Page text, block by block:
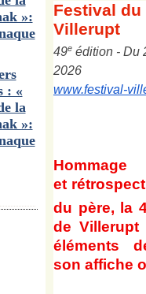
: «
la
»:
Festival du
Villerupt
49e édition - Du
2026
www.festival-
et
du père, la
de Villerupt
éléments
son affiche